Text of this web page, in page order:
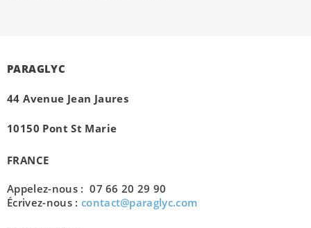
PARAGLYC
44 Avenue Jean Jaures
10150 Pont St Marie
FRANCE
Appelez-nous : 07 66 20 29 90
Écrivez-nous : contact@paraglyc.com